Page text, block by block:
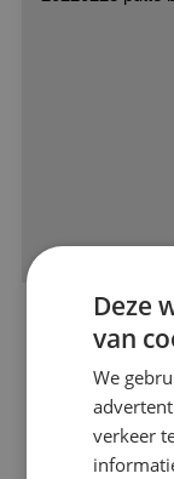
Een
Circular
Bekijk
Deze
van
We
verkeer